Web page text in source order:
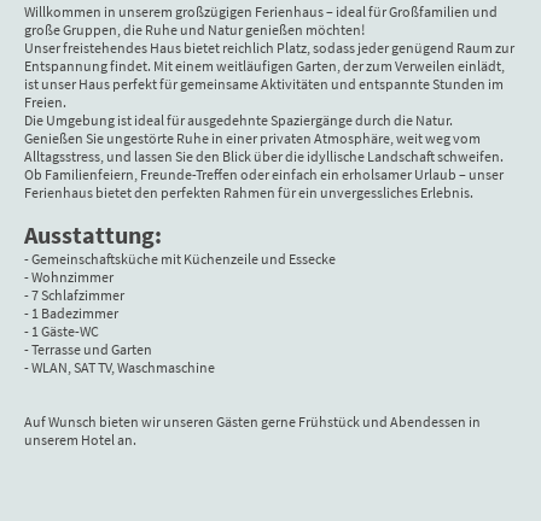
Willkommen in unserem großzügigen Ferienhaus – ideal für Großfamilien und
große Gruppen, die Ruhe und Natur genießen möchten!
Unser freistehendes Haus bietet reichlich Platz, sodass jeder genügend Raum zur
Entspannung findet. Mit einem weitläufigen Garten, der zum Verweilen einlädt,
ist unser Haus perfekt für gemeinsame Aktivitäten und entspannte Stunden im
Freien.
Die Umgebung ist ideal für ausgedehnte Spaziergänge durch die Natur.
Genießen Sie ungestörte Ruhe in einer privaten Atmosphäre, weit weg vom
Alltagsstress, und lassen Sie den Blick über die idyllische Landschaft schweifen.
Ob Familienfeiern, Freunde-Treffen oder einfach ein erholsamer Urlaub – unser
Ferienhaus bietet den perfekten Rahmen für ein unvergessliches Erlebnis.
Ausstattung:
- Gemeinschaftsküche mit Küchenzeile und Essecke
- Wohnzimmer
- 7 Schlafzimmer
- 1 Badezimmer
- 1 Gäste-WC
- Terrasse und Garten
- WLAN, SAT TV, Waschmaschine
Auf Wunsch bieten wir unseren Gästen gerne Frühstück und Abendessen in
unserem Hotel an.